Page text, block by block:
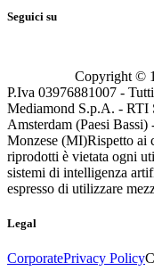
Seguici su
Copyright ©
P.Iva 03976881007 -
Mediamond S.p.A. - RTI
Amsterdam (Paesi
Monzese (MI)Rispetto ai
riprodotti è vietata ogni
sistemi di intelligenza
espresso di utilizzare
Legal
CorporatePrivacy Policy